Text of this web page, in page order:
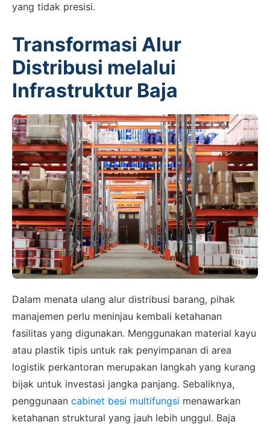
yang tidak presisi.
Transformasi Alur
Distribusi melalui
Infrastruktur Baja
Dalam menata ulang alur distribusi barang, pihak
manajemen perlu meninjau kembali ketahanan
fasilitas yang digunakan. Menggunakan material kayu
atau plastik tipis untuk rak penyimpanan di area
logistik perkantoran merupakan langkah yang kurang
bijak untuk investasi jangka panjang. Sebaliknya,
penggunaan cabinet besi multifungsi menawarkan
ketahanan struktural yang jauh lebih unggul. Baja